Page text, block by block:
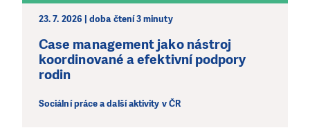
23. 7. 2026 | doba čtení 3 minuty
Case management jako nástroj
koordinované a efektivní podpory
rodin
Sociální práce a další aktivity v ČR